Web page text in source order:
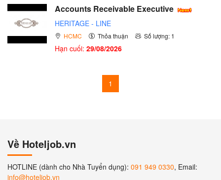
Accounts Receivable Executive
HERITAGE - LINE
HCMC Thỏa thuận Số lượng: 1
Hạn cuối: 29/08/2026
1
Về Hoteljob.vn
HOTLINE (dành cho Nhà Tuyển dụng): 091 949 0330, Email:
info@hoteljob.vn